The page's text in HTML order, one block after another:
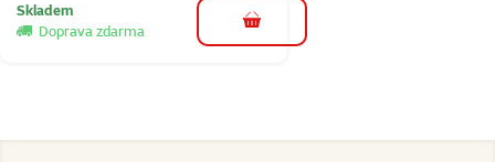
Skladem
Doprava zdarma
do košíku